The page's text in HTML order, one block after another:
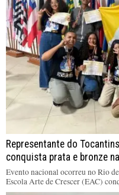
Representante do
conquista prata e bronze
Evento nacional ocorreu no Rio
Escola Arte de Crescer (EAC)